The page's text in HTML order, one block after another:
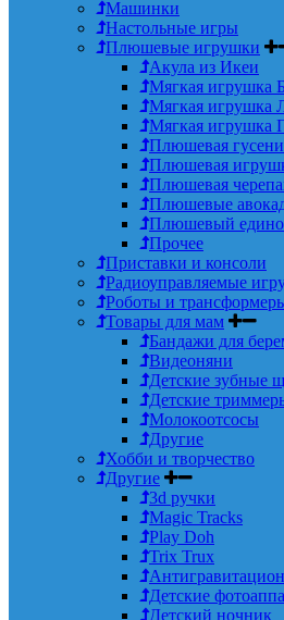
Машинки
Настольные игры
Плюшевые игрушки
Акула из Икеи
Мягкая игрушка
Мягкая игрушка
Мягкая игрушка
Плюшевая
Плюшевая
Плюшевая
Плюшевые
Плюшевый
Прочее
Приставки и консоли
Радиоуправляемые
Роботы и
Товары для мам
Бандажи для
Видеоняни
Детские зубные
Детские
Молокоотсосы
Другие
Хобби и творчество
Другие
3d ручки
Magic Tracks
Play Doh
Trix Trux
Детские
Детский ночник